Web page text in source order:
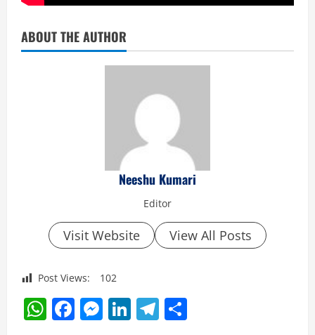
ABOUT THE AUTHOR
Neeshu Kumari
Editor
Visit Website View All Posts
Post Views: 102
WhatsApp
Facebook
Messenger
LinkedIn
Telegram